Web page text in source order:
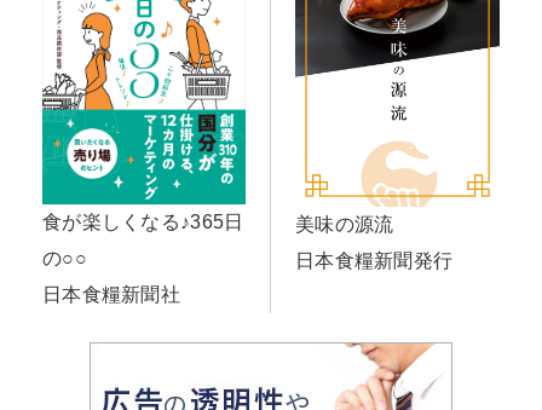
食が楽しくなる♪365日
の○○
日本食糧新聞社
美味の源流
日本食糧新聞発行